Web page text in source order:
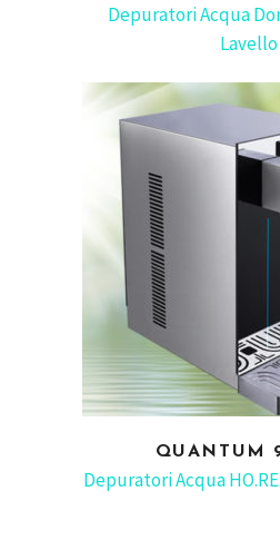
Depuratori Acqua
Lavello
READ
QUANTUM
Depuratori Acqua